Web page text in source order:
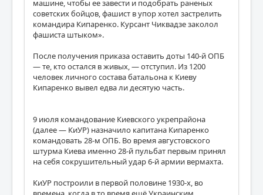
машине, чтобы ее завести и подобрать раненых
советских бойцов, фашист в упор хотел застрелить
командира Кипаренко. Курсант Чиквадзе заколол
фашиста штыком».
После получения приказа оставить доты 140-й ОПБ
— те, кто остался в живых, — отступил. Из 1200
человек личного состава батальона к Киеву
Кипаренко вывел едва ли десятую часть.
9 июля командование Киевского укрепрайона
(далее — КиУР) назначило капитана Кипаренко
командовать 28-м ОПБ. Во время августовского
штурма Киева именно 28-й пульбат первым принял
на себя сокрушительный удар 6-й армии вермахта.
КиУР построили в первой половине 1930-х, во